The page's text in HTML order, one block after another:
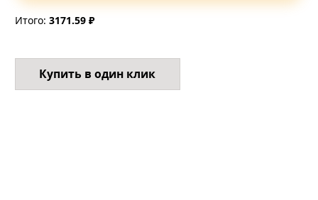
Итого: 3171.59 ₽
Купить в один клик